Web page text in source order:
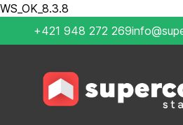
WS_OK_8.3.8
+421 948 272 269